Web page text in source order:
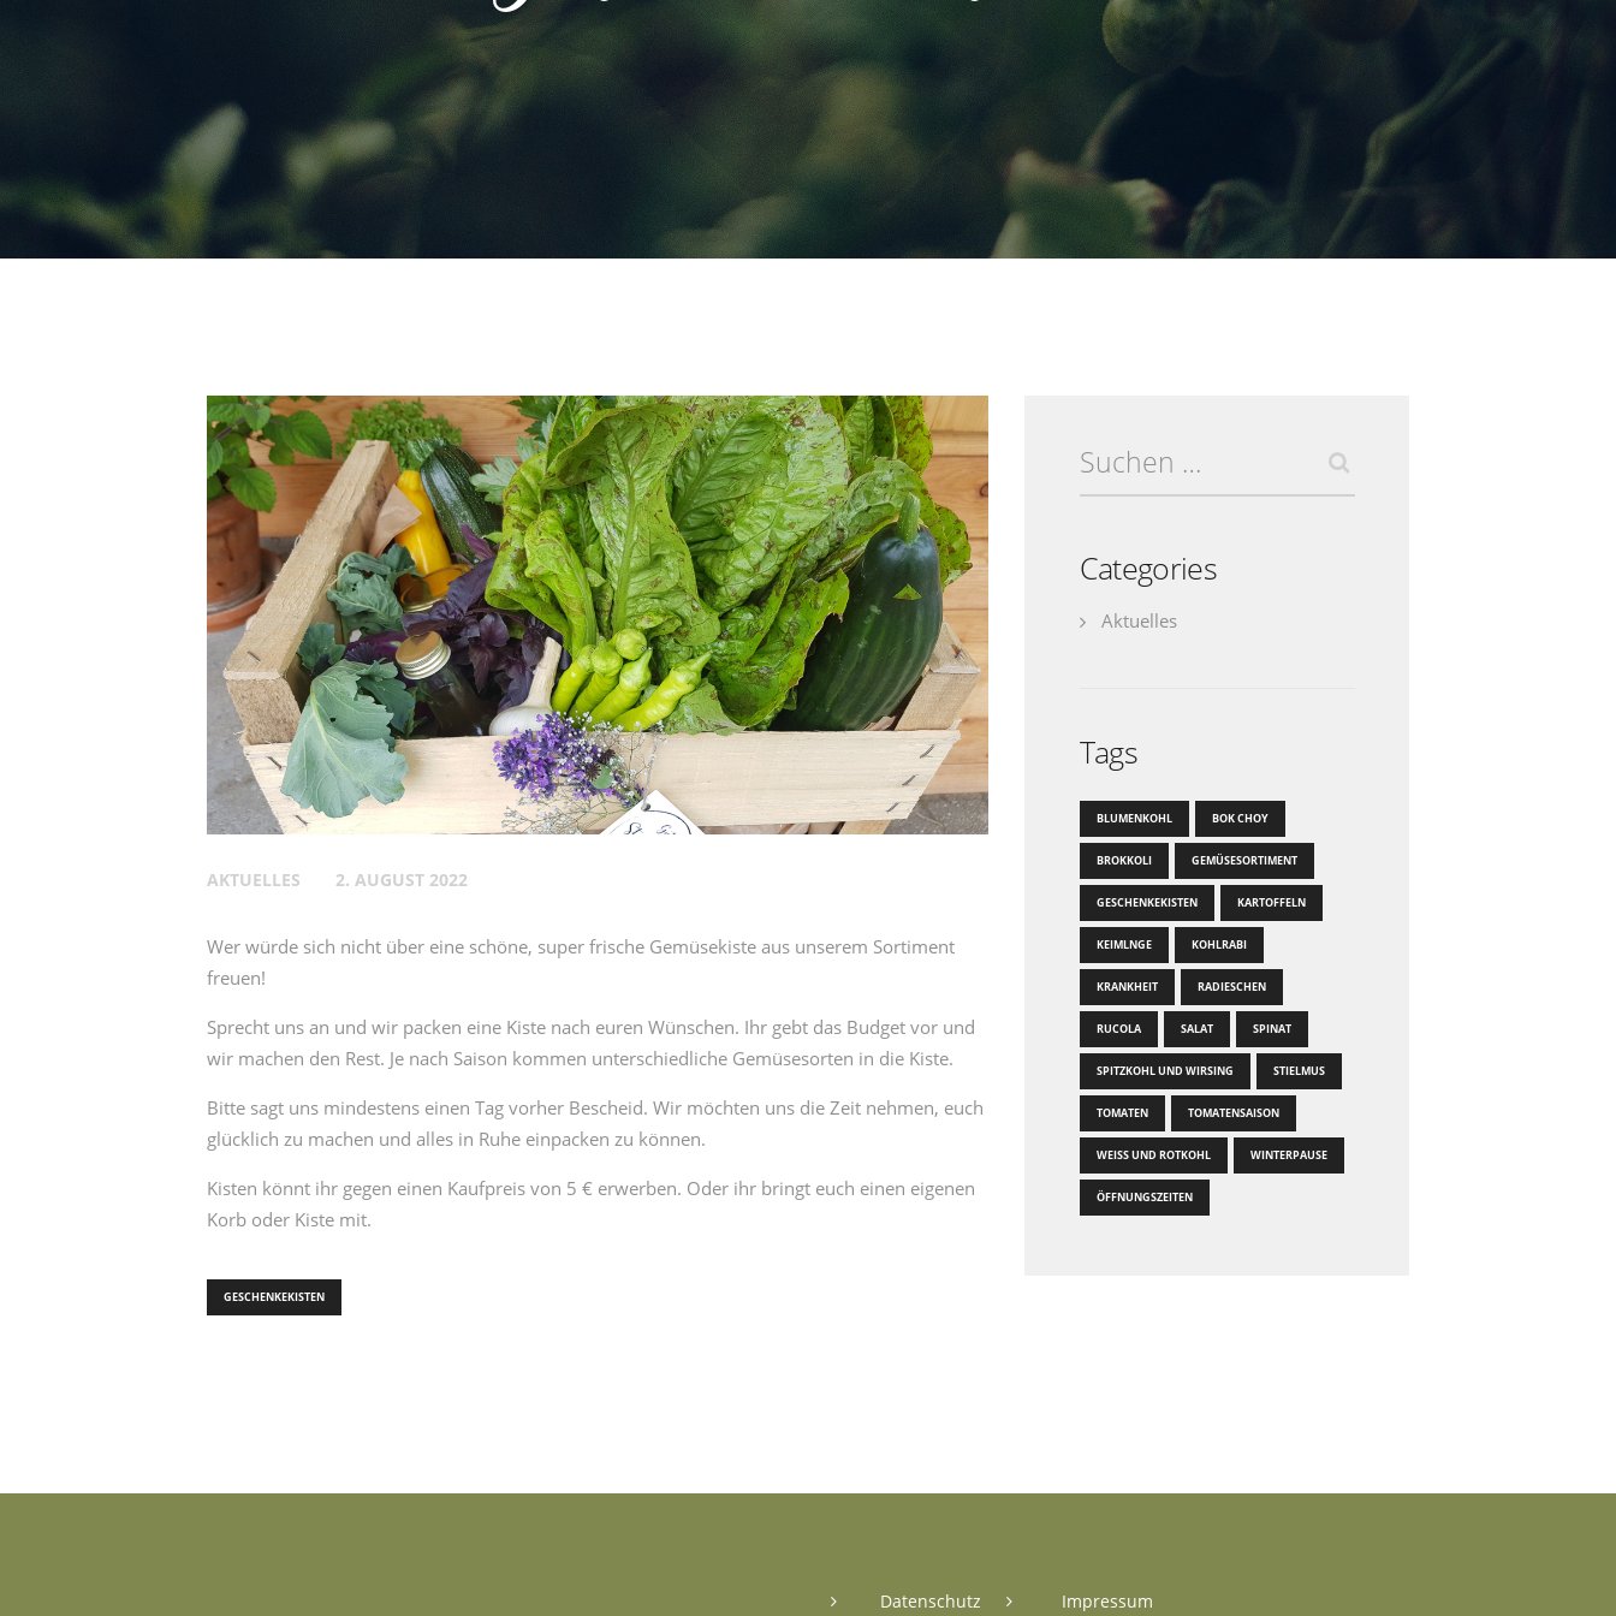
AKTUELLES 2. AUGUST 2022
Wer würde sich nicht über eine schöne, super frische Gemüsekiste aus unserem Sortiment
freuen!
Sprecht uns an und wir packen eine Kiste nach euren Wünschen. Ihr gebt das Budget vor und
wir machen den Rest. Je nach Saison kommen unterschiedliche Gemüsesorten in die Kiste.
Bitte sagt uns mindestens einen Tag vorher Bescheid. Wir möchten uns die Zeit nehmen, euch
glücklich zu machen und alles in Ruhe einpacken zu können.
Kisten könnt ihr gegen einen Kaufpreis von 5 € erwerben. Oder ihr bringt euch einen eigenen
Korb oder Kiste mit.
GESCHENKEKISTEN
Suchen
nach:
Categories
Aktuelles
Tags
BLUMENKOHL BOK CHOY
BROKKOLI GEMÜSESORTIMENT
GESCHENKEKISTEN KARTOFFELN
KEIMLNGE KOHLRABI
KRANKHEIT RADIESCHEN
RUCOLA SALAT SPINAT
SPITZKOHL UND WIRSING STIELMUS
TOMATEN TOMATENSAISON
WEISS UND ROTKOHL WINTERPAUSE
ÖFFNUNGSZEITEN
Datenschutz Impressum